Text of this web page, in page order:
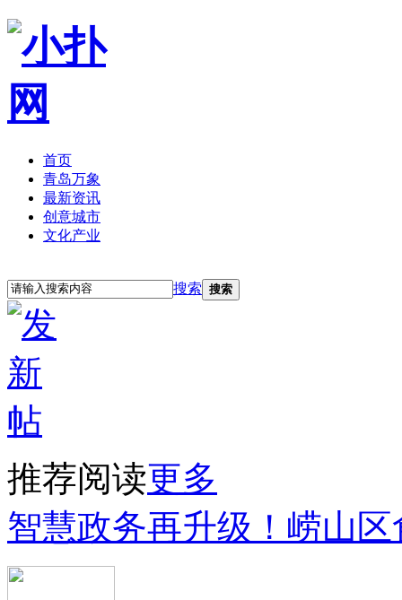
首页
青岛万象
最新资讯
创意城市
文化产业
搜索 搜索
推荐阅读更多
智慧政务再升级！崂山